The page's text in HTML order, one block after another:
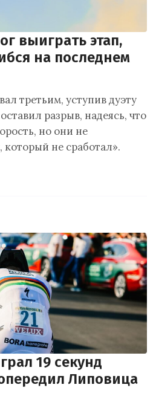
выиграть этап,
на последнем
третьим, уступив дуэту
разрыв, надеясь, что
но они не
который не сработал».
19 секунд
Липовица